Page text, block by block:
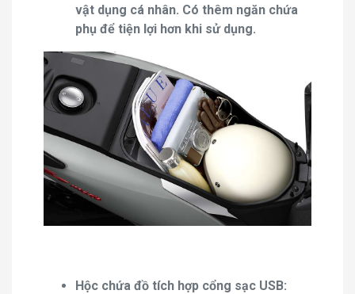
vật dụng cá nhân. Có thêm ngăn chứa
phụ để tiện lợi hơn khi sử dụng.
Hộc chứa đồ tích hợp cổng sạc USB: